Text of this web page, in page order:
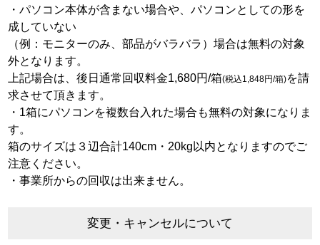
・パソコン本体が含まない場合や、パソコンとしての形を
成していない
（例：モニターのみ、部品がバラバラ）場合は無料の対象
外となります。
上記場合は、後日通常回収料金1,680円/箱(税込1,848円/箱)を請
求させて頂きます。
・1箱にパソコンを複数台入れた場合も無料の対象になりま
す。
箱のサイズは３辺合計140cm・20kg以内となりますのでご
注意ください。
・事業所からの回収は出来ません。
変更・キャンセルについて